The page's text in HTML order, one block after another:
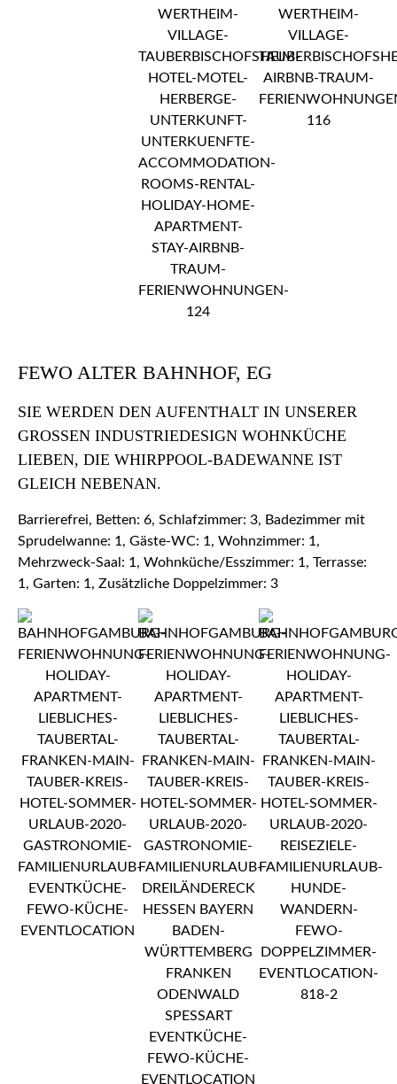
FEWO ALTER BAHNHOF, EG
SIE WERDEN DEN AUFENTHALT IN UNSERER
GROSSEN INDUSTRIEDESIGN WOHNKÜCHE L
IEBEN, DIE WHIRPPOOL-BADEWANNE IST G
LEICH NEBENAN.
Barrierefrei, Betten: 6, Schlafzimmer: 3, Badezimmer mit
Sprudelwanne: 1, Gäste-WC: 1, Wohnzimmer: 1,
Mehrzweck-Saal: 1, Wohnküche/Esszimmer: 1, Terrasse:
1, Garten: 1, Zusätzliche Doppelzimmer: 3